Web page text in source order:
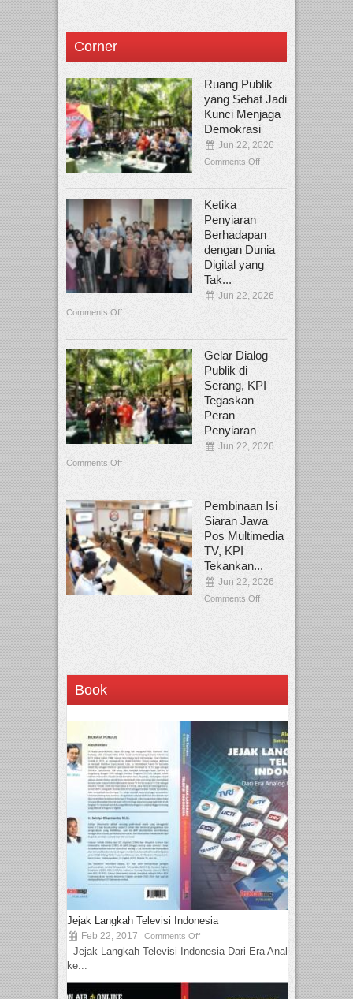
Corner
Ruang Publik
yang Sehat Jadi
Kunci Menjaga
Demokrasi
Jun 22, 2026
Comments Off
Ketika
Penyiaran
Berhadapan
dengan Dunia
Digital yang
Tak...
Jun 22, 2026
Comments Off
Gelar Dialog
Publik di
Serang, KPI
Tegaskan
Peran
Penyiaran
Jun 22, 2026
Comments Off
Pembinaan Isi
Siaran Jawa
Pos Multimedia
TV, KPI
Tekankan...
Jun 22, 2026
Comments Off
Book
Jejak Langkah Televisi Indonesia
Feb 22, 2017 Comments Off
Jejak Langkah Televisi Indonesia Dari Era Analog
ke...